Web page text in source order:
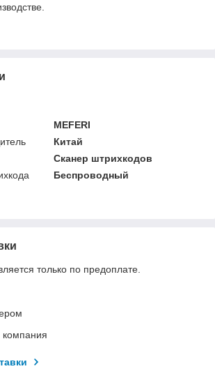
MEFERI
Китай
Сканер штрихкодов
Беспроводный
только по предоплате.
компания